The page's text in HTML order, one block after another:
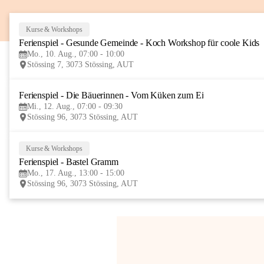
Kurse & Workshops
Ferienspiel - Gesunde Gemeinde - Koch Workshop für coole Kids
Mo., 10. Aug., 07:00 - 10:00
Stössing 7, 3073 Stössing, AUT
Ferienspiel - Die Bäuerinnen - Vom Küken zum Ei
Mi., 12. Aug., 07:00 - 09:30
Stössing 96, 3073 Stössing, AUT
Kurse & Workshops
Ferienspiel - Bastel Gramm
Mo., 17. Aug., 13:00 - 15:00
Stössing 96, 3073 Stössing, AUT